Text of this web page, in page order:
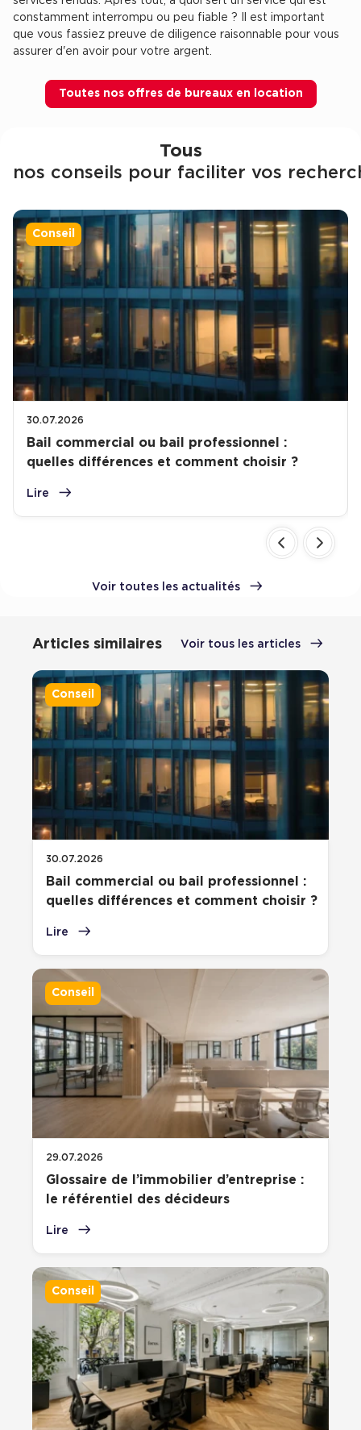
constamment interrompu ou peu fiable ? Il est important
que vous fassiez preuve de diligence raisonnable pour vous
assurer d'en avoir pour votre argent.
Toutes nos offres de bureaux en location
Tous
nos conseils pour faciliter vos
Conseil
30.07.2026
Bail commercial ou bail professionnel :
quelles différences et comment choisir ?
Lire
Voir toutes les actualités
Articles similaires Voir tous les articles
Conseil
30.07.2026
Bail commercial ou bail professionnel :
quelles différences et comment choisir ?
Lire
Conseil
29.07.2026
Glossaire de l’immobilier d’entreprise :
le référentiel des décideurs
Lire
Conseil